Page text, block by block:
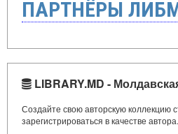
ПАРТНЁРЫ
LIBRARY.MD -
Создайте свою авторскую коллекцию
зарегистрироваться в качестве автора.